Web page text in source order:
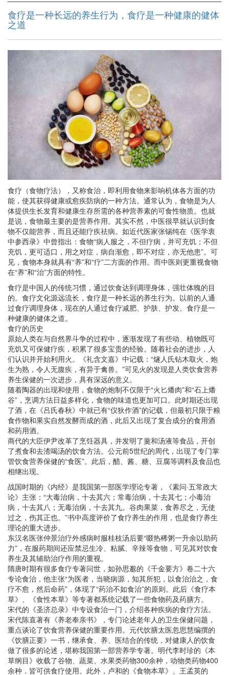
食疗是一种长远的养生行为，食疗是一种健康的健体
之道
食疗（食物疗法），又称食治，即利用食物来影响机体各方面的功
能，使其获得健康或愈疾防病的一种方法。通常认为，食物是为人
体提供生长发育和健康生存所需的各种营养素的可食性物质。也就
是说，食物最主要的是营养作用。其实不然，中医很早就认识到食
物不仅能营养，而且还能疗疾祛病。如近代医家张锡纯在《医学衷
中参西录》中曾指出：食物“病人服之，不但疗病，并可充饥；不但
充饥，更可适口，用之对症，病自渐愈，即不对症，亦无他患”。可
见，食物本身就具有“养”和“疗”二方面的作用。而中医则更重视食物
在“养”和“治”方面的特性。
食疗是中国人的传统习惯，通过饮食达到调理身体，强壮体魄的目
的。食疗文化源远流长，食疗是一种长远的养生行为。以前的人通
过食疗调理身体，现在的人通过食疗减肥、护肤、护发。食疗是一
种健康的健体之道。
食疗的历史
原始人类在与自然界斗争的过程中，逐渐发现了有些动、植物既可
充饥又可保健疗疾，积累了很多宝贵的经验。随着社会的进步，人
们认识并开始利用火。《礼含文嘉》中记载：“燧人氏钻木取火，炮
生为熟，令人无腹疾，有异于禽兽。”可见火的发现是人类饮食营养
养生保健的一次进步，具有深远的意义。
随着陶器的出现和使用，食物的炮制不仅限于“火匕燔肉”和“石上燔
谷”，烹调方法日益多样化，食物的味道也更加可口。此时期还出现
了酒，在《吕氏春秋》中就已有“仪狄作酒”的记载，但最初只限于粮
食作物和果实自然发酵而成的酒，此后又出现了复合成分的食用酒
和药用酒。
商代的大臣伊尹改革了烹饪器具，并发明了羹和汤液等食品，开创
了煮食和去渣喝汤的饮食方法。公元前5世纪的周代，出现了专门掌
管饮食营养保健的“食医”。此后，醋、酱、糖、豆腐等调料及食品也
相继出现。
战国时期的《内经》是我国第一部医学理论专著，《素问·五常政大
论》主张：“大毒治病，十去其六；常毒治病，十去其七；小毒治
病，十去其八；无毒治病，十去其九。谷肉果菜，食养尽之，无使
过之，伤其正也。”书中高度评价了食疗养生的作用，也是食疗养生
理论的重大进步。
东汉名医张仲景治疗外感病时服桂枝汤后要“啜热稀粥一升余以助药
力”，在服药期间还应禁忌生冷、粘腻、辛辣等食物，可见其对饮食
养生及其辅助治疗作用的重视。
隋唐时期有很多食疗专著问世，如孙思邈的《千金要方》卷二十六
专论食治，他主张“为医者，当晓病源，知其所犯，以食治治之，食
疗不愈，然后命药”，体现了“药治不如食治”的原则。此后《食疗本
草》、《食性本草》等专著都系统记载了一些食物药及药膳方。
宋代的《圣济总录》中专设食治一门，介绍各种疾病的食疗方法。
宋代陈直著有《养老奉亲书》，专门论述老年人的卫生保健问题，
重点谈论了饮食营养保健的重要作用。元代饮膳太医忽思慧编撰的
《饮膳正要》一书，继承食、养、医结合的传统，对健康人的饮食
做了很多的论述，堪称我国第一部营养学专著。明代李时珍的《本
草纲目》收载了谷物、蔬菜、水果类药物300余种，动物类药物400
余种．皆可供食疗使用。此外，卢和的《食物本草》、王孟英的